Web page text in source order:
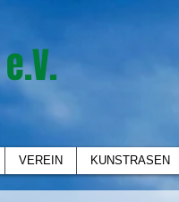
VEREIN KUNSTRASEN